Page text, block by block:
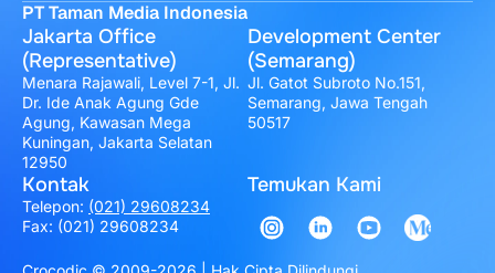
PT Taman Media Indonesia
Jakarta Office
(Representative)
Menara Rajawali, Level 7-1, Jl.
Dr. Ide Anak Agung Gde
Agung, Kawasan Mega
Kuningan, Jakarta Selatan
12950
Development Center
(Semarang)
Jl. Gatot Subroto No.151,
Semarang, Jawa Tengah
50517
Kontak
Telepon: (021) 29608234
Fax: (021) 29608234
Temukan Kami